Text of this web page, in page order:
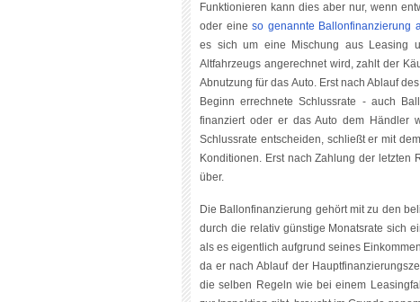
Funktionieren kann dies aber nur, wenn
oder eine so genannte Ballonfinanzierung
es sich um eine Mischung aus Leasing
Altfahrzeugs angerechnet wird, zahlt der
Abnutzung für das Auto. Erst nach Ablauf
Beginn errechnete Schlussrate - auch
finanziert oder er das Auto dem Händler
Schlussrate entscheiden, schließt er mit
Konditionen. Erst nach Zahlung der letzten
über.
Die Ballonfinanzierung gehört mit zu den
durch die relativ günstige Monatsrate sich
als es eigentlich aufgrund seines
da er nach Ablauf der
die selben Regeln wie bei einem